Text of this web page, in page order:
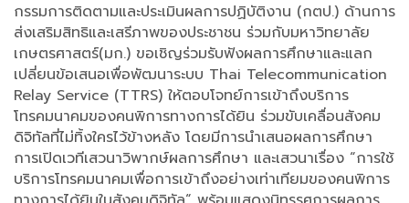
กรรมการติดตามและประเมินผลการปฏิบัติงาน (กตป.) ด้านการ
ส่งเสริมสิทธิและเสรีภาพของประชาชน ร่วมกับมหาวิทยาลัย
เกษตรศาสตร์(มก.) ขอเชิญร่วมรับฟังผลการศึกษาและแลก
เปลี่ยนข้อเสนอเพื่อพัฒนาระบบ Thai Telecommunication
Relay Service (TTRS) ให้ตอบโจทย์การเข้าถึงบริการ
โทรคมนาคมของคนพิการทางการได้ยิน ร่วมขับเคลื่อนสังคม
ดิจิทัลที่ไม่ทิ้งใครไว้ข้างหลัง โดยมีการนำเสนอผลการศึกษา
การเปิดเวทีเสวนาวิพากษ์ผลการศึกษา และเสวนาเรื่อง “การใช้
บริการโทรคมนาคมเพื่อการเข้าถึงอย่างเท่าเทียมของคนพิการ